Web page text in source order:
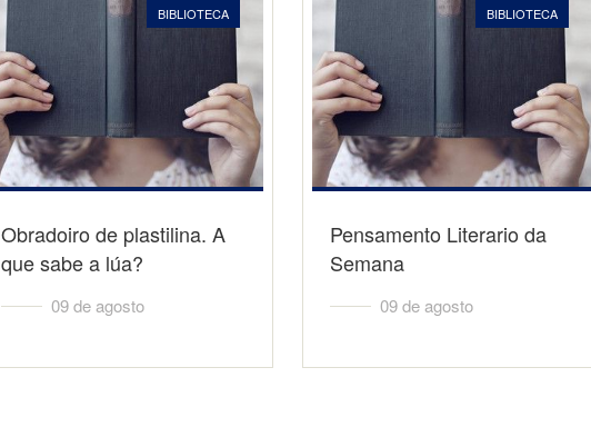
BIBLIOTECA
Obradoiro de plastilina. A
que sabe a lúa?
09 de agosto
BIBLIOTECA
Pensamento Literario da
Semana
09 de agosto